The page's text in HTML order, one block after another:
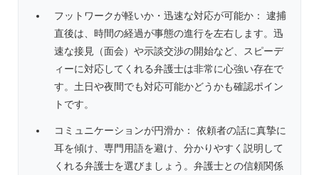
フットワークが軽いか・迅速な対応が可能か： 逮捕
直後は、時間の経過が事態の進行を左右します。迅
速な接見（面会）や示談交渉の開始など、スピーデ
ィーに対応してくれる弁護士は非常に心強い存在で
す。土日や夜間でも対応可能かどうかも確認ポイン
トです。
コミュニケーションが円滑か： 依頼者の話に真摯に
耳を傾け、専門用語を避け、分かりやすく説明して
くれる弁護士を選びましょう。弁護士との信頼関係